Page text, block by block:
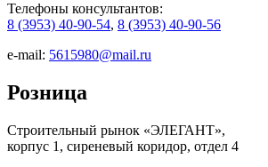
Телефоны консультантов:
8 (3953) 40-90-54, 8 (3953) 40-90-56
e-mail: 5615980@mail.ru
Розница
Строительный рынок «ЭЛЕГАНТ»,
корпус 1, сиреневый коридор, отдел 4